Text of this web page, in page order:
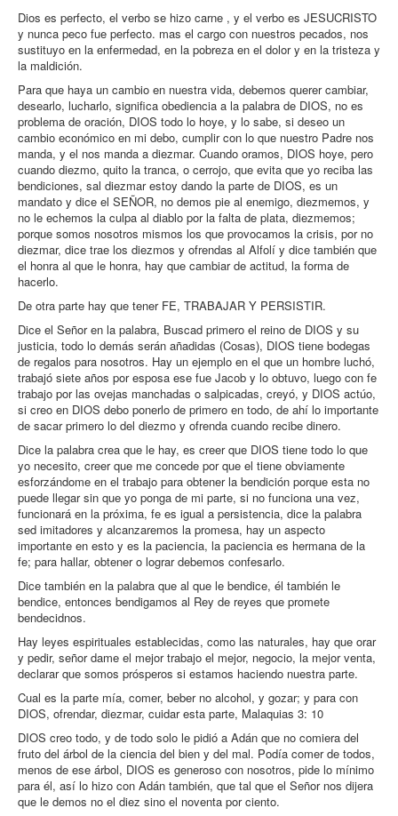
Dios es perfecto, el verbo se hizo carne , y el verbo es JESUCRISTO
y nunca peco fue perfecto. mas el cargo con nuestros pecados, nos
sustituyo en la enfermedad, en la pobreza en el dolor y en la tristeza y
la maldición.
Para que haya un cambio en nuestra vida, debemos querer cambiar,
desearlo, lucharlo, significa obediencia a la palabra de DIOS, no es
problema de oración, DIOS todo lo hoye, y lo sabe, si deseo un
cambio económico en mi debo, cumplir con lo que nuestro Padre nos
manda, y el nos manda a diezmar. Cuando oramos, DIOS hoye, pero
cuando diezmo, quito la tranca, o cerrojo, que evita que yo reciba las
bendiciones, sal diezmar estoy dando la parte de DIOS, es un
mandato y dice el SEÑOR, no demos pie al enemigo, diezmemos, y
no le echemos la culpa al diablo por la falta de plata, diezmemos;
porque somos nosotros mismos los que provocamos la crisis, por no
diezmar, dice trae los diezmos y ofrendas al Alfolí y dice también que
el honra al que le honra, hay que cambiar de actitud, la forma de
hacerlo.
De otra parte hay que tener FE, TRABAJAR Y PERSISTIR.
Dice el Señor en la palabra, Buscad primero el reino de DIOS y su
justicia, todo lo demás serán añadidas (Cosas), DIOS tiene bodegas
de regalos para nosotros. Hay un ejemplo en el que un hombre luchó,
trabajó siete años por esposa ese fue Jacob y lo obtuvo, luego con fe
trabajo por las ovejas manchadas o salpicadas, creyó, y DIOS actúo,
si creo en DIOS debo ponerlo de primero en todo, de ahí lo importante
de sacar primero lo del diezmo y ofrenda cuando recibe dinero.
Dice la palabra crea que le hay, es creer que DIOS tiene todo lo que
yo necesito, creer que me concede por que el tiene obviamente
esforzándome en el trabajo para obtener la bendición porque esta no
puede llegar sin que yo ponga de mi parte, si no funciona una vez,
funcionará en la próxima, fe es igual a persistencia, dice la palabra
sed imitadores y alcanzaremos la promesa, hay un aspecto
importante en esto y es la paciencia, la paciencia es hermana de la
fe; para hallar, obtener o lograr debemos confesarlo.
Dice también en la palabra que al que le bendice, él también le
bendice, entonces bendigamos al Rey de reyes que promete
bendecidnos.
Hay leyes espirituales establecidas, como las naturales, hay que orar
y pedir, señor dame el mejor trabajo el mejor, negocio, la mejor venta,
declarar que somos prósperos si estamos haciendo nuestra parte.
Cual es la parte mía, comer, beber no alcohol, y gozar; y para con
DIOS, ofrendar, diezmar, cuidar esta parte, Malaquias 3: 10
DIOS creo todo, y de todo solo le pidió a Adán que no comiera del
fruto del árbol de la ciencia del bien y del mal. Podía comer de todos,
menos de ese árbol, DIOS es generoso con nosotros, pide lo mínimo
para él, así lo hizo con Adán también, que tal que el Señor nos dijera
que le demos no el diez sino el noventa por ciento.